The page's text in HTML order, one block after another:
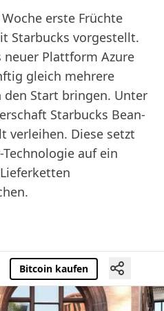
erste Früchte
Starbucks vorgestellt.
Plattform Azure
gleich mehrere
den Start bringen. Unter
Starbucks Bean-
verleihen. Diese setzt
auf ein
Bitcoin kaufen